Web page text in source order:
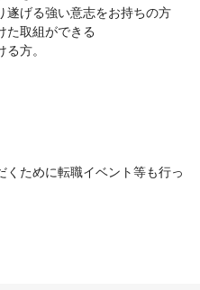
遂げる強い意志をお持ちの方
た取組ができる
方。
くために転職イベント等も行っ